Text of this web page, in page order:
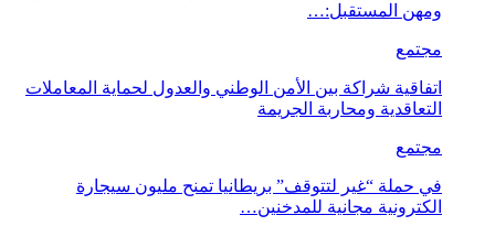
ومهن المستقبل:…
مجتمع
اتفاقية شراكة بين الأمن الوطني والعدول لحماية المعاملات
التعاقدية ومحاربة الجريمة
مجتمع
في حملة “غير لتتوقف” بريطانيا تمنح مليون سيجارة
الكترونية مجانية للمدخنين…